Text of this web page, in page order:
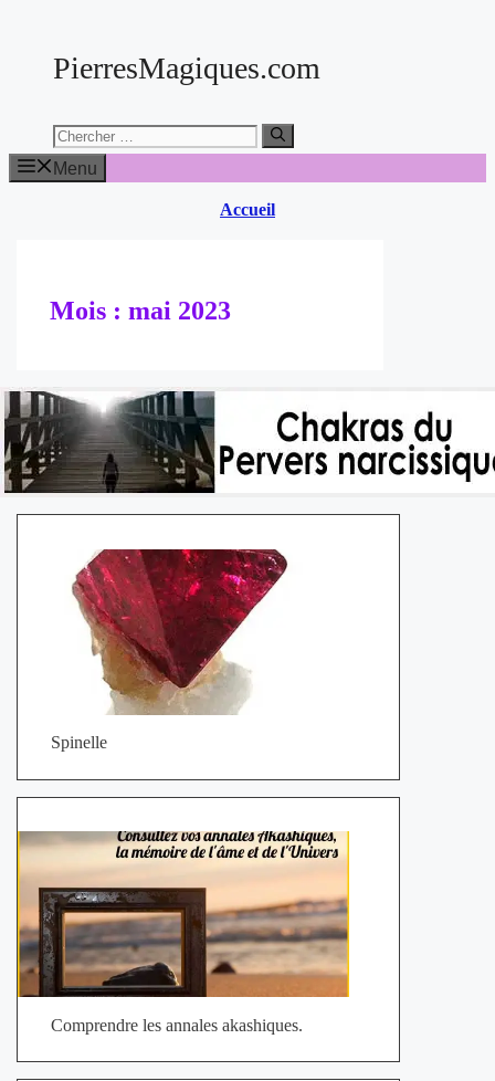
contenuPierresMagiques.com
Chercher:
Menu
Accueil
Mois : mai 2023
Spinelle
Comprendre les annales akashiques.